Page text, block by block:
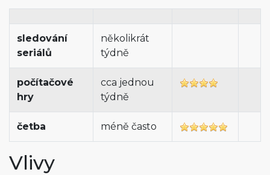
sledování
seriálů
několikrát
týdně
počítačové
hry
cca jednou
týdně
četba méně často
Vlivy